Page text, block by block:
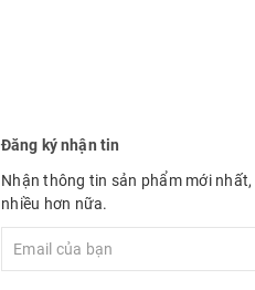
Đăng ký nhận tin
Nhận thông tin sản phẩm mới
nhiều hơn nữa.